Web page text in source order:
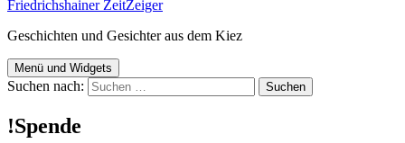
Friedrichshainer ZeitZeiger
Geschichten und Gesichter aus dem Kiez
Menü und Widgets
Suchen nach:
!Spende